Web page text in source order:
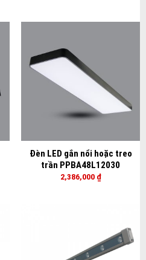
Đèn LED gắn nổi hoặc treo
trần PPBA48L12030
2,386,000 ₫